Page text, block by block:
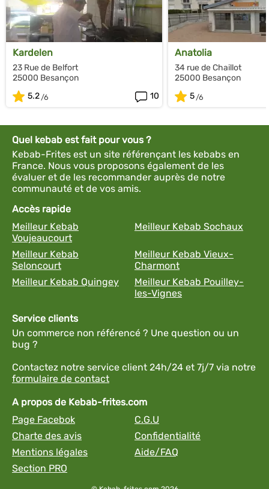
Kardelen
23 Rue de Belfort
25000 Besançon
5.2
10
Anatolia
34 rue de Chaillot
25000 Besançon
5
Quel kebab est fait pour vous ?
Kebab-Frites est un site référençant les kebabs en
France. Nous vous proposons également de les
évaluer et de les recommander auprès de notre
communauté et de vos amis.
Accès rapide
Meilleur Kebab
Voujeaucourt
Meilleur Kebab Sochaux
Meilleur Kebab
Seloncourt
Meilleur Kebab Vieux-
Charmont
Meilleur Kebab Quingey
Meilleur Kebab Pouilley-
les-Vignes
Service clients
Un commerce non référencé ? Une question ou un
bug ?
Contactez notre service client 24h/24 et 7j/7 via notre
formulaire de contact
A propos de Kebab-frites.com
Page Facebok
C.G.U
Charte des avis
Confidentialité
Mentions légales
Aide/FAQ
Section PRO